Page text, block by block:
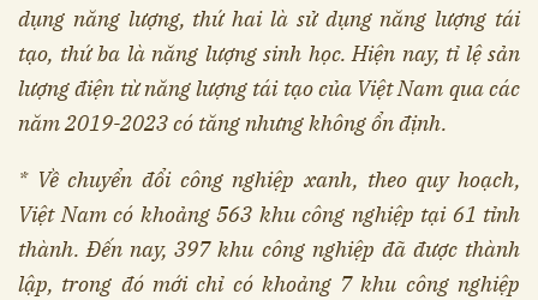
dụng năng lượng, thứ hai là sử dụng năng lượng tái
tạo, thứ ba là năng lượng sinh học. Hiện nay, tỉ lệ sản
lượng điện từ năng lượng tái tạo của Việt Nam qua các
năm 2019-2023 có tăng nhưng không ổn định.
* Về chuyển đổi công nghiệp xanh, theo quy hoạch,
Việt Nam có khoảng 563 khu công nghiệp tại 61 tỉnh
thành. Đến nay, 397 khu công nghiệp đã được thành
lập, trong đó mới chỉ có khoảng 7 khu công nghiệp